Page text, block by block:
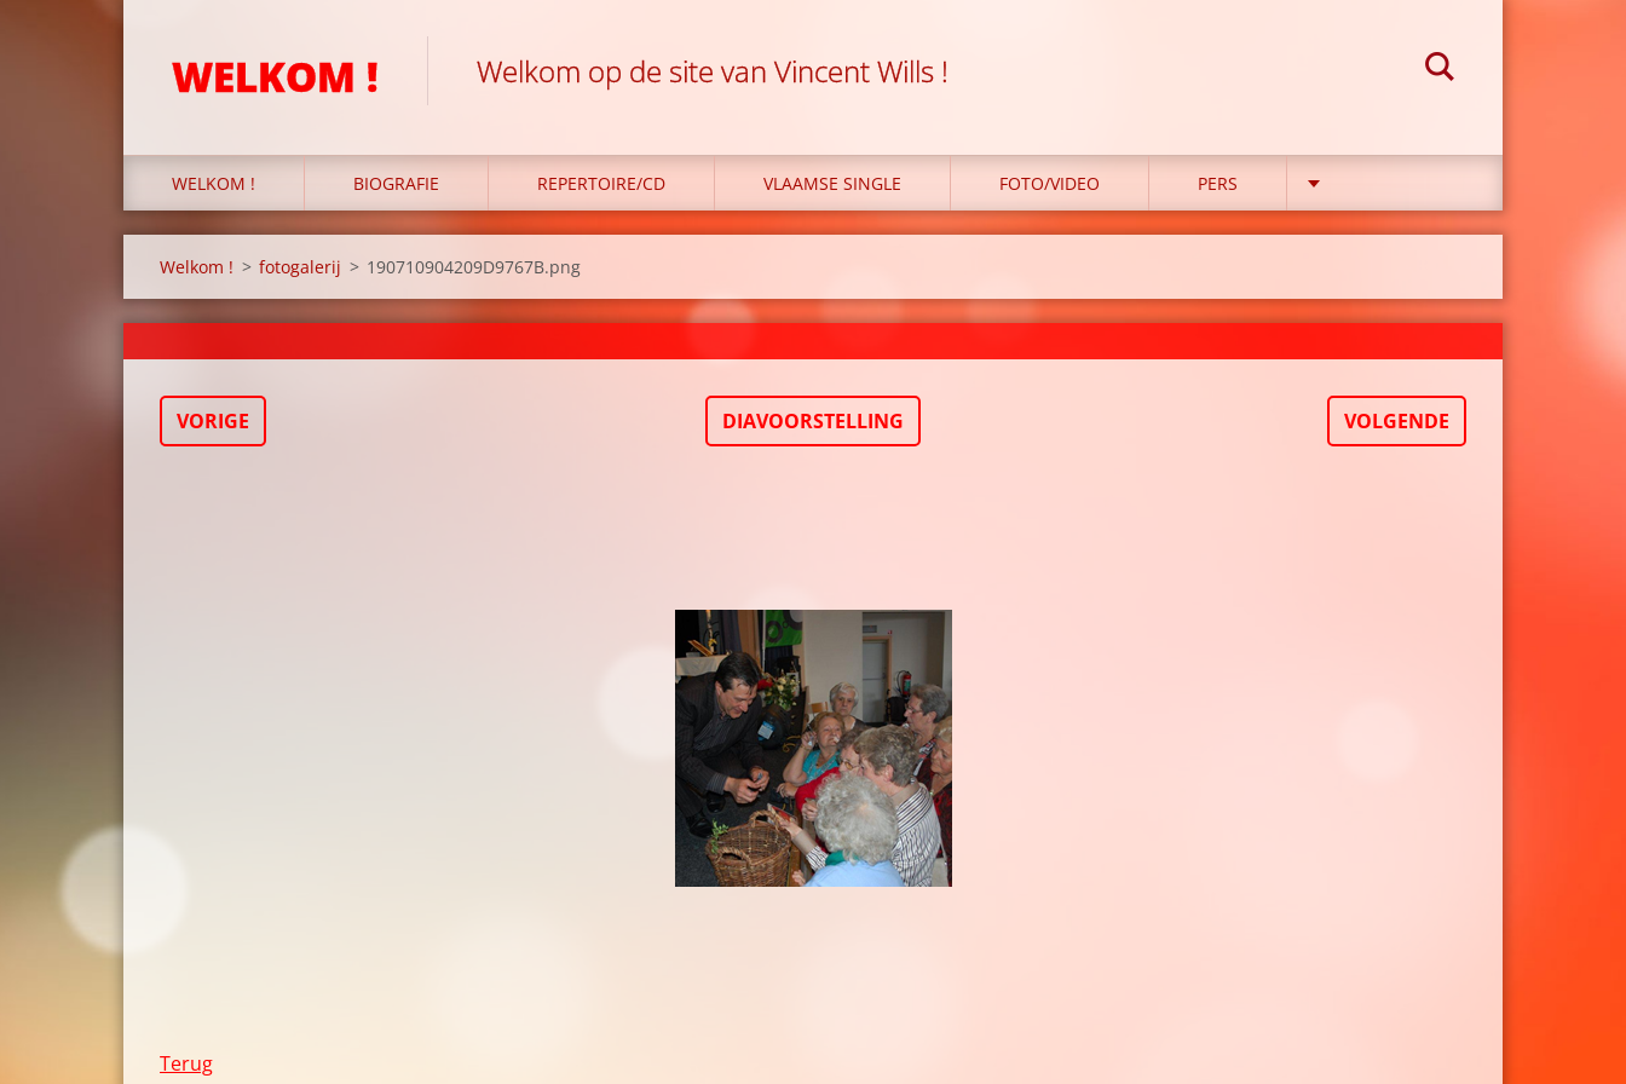
WELKOM ! Welkom op de site van Vincent Wills !
WELKOM ! BIOGRAFIE REPERTOIRE/CD VLAAMSE SINGLE FOTO/VIDEO PERS
Welkom ! > fotogalerij > 190710904209D9767B.png
VORIGE DIAVOORSTELLING VOLGENDE
Terug